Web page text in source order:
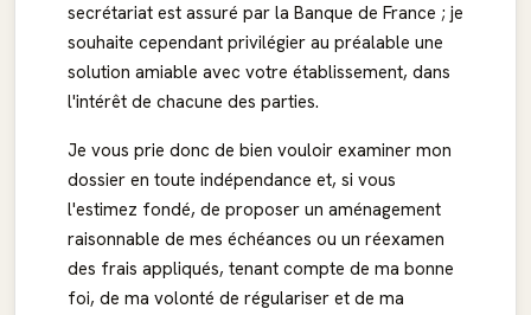
secrétariat est assuré par la Banque de France ; je
souhaite cependant privilégier au préalable une
solution amiable avec votre établissement, dans
l'intérêt de chacune des parties.
Je vous prie donc de bien vouloir examiner mon
dossier en toute indépendance et, si vous
l'estimez fondé, de proposer un aménagement
raisonnable de mes échéances ou un réexamen
des frais appliqués, tenant compte de ma bonne
foi, de ma volonté de régulariser et de ma